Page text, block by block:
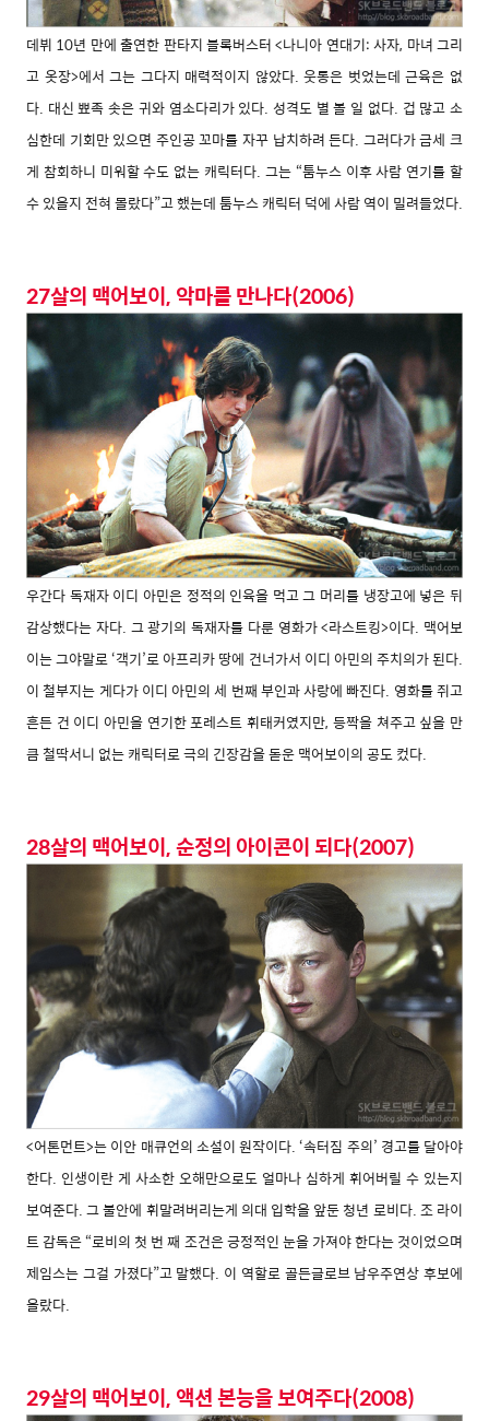
데뷔 10년 만에 출연한 판타지 블록버스터 <나니아 연대기: 사자, 마녀 그리
고 옷장>에서 그는 그다지 매력적이지 않았다. 웃통은 벗었는데 근육은 없
다. 대신 뾰족 솟은 귀와 염소다리가 있다. 성격도 별 볼 일 없다. 겁 많고 소
심한데 기회만 있으면 주인공 꼬마를 자꾸 납치하려 든다. 그러다가 금세 크
게 참회하니 미워할 수도 없는 캐릭터다. 그는 “툼누스 이후 사람 연기를 할
수 있을지 전혀 몰랐다”고 했는데 툼누스 캐릭터 덕에 사람 역이 밀려들었다.
27살의 맥어보이, 악마를 만나다(2006)
우간다 독재자 이디 아민은 정적의 인육을 먹고 그 머리를 냉장고에 넣은 뒤
감상했다는 자다. 그 광기의 독재자를 다룬 영화가 <라스트킹>이다. 맥어보
이는 그야말로 ‘객기’로 아프리카 땅에 건너가서 이디 아민의 주치의가 된다.
이 철부지는 게다가 이디 아민의 세 번째 부인과 사랑에 빠진다. 영화를 쥐고
흔든 건 이디 아민을 연기한 포레스트 휘태커였지만, 등짝을 쳐주고 싶을 만
큼 철딱서니 없는 캐릭터로 극의 긴장감을 돋운 맥어보이의 공도 컸다.
28살의 맥어보이, 순정의 아이콘이 되다(2007)
<어톤먼트>는 이안 매큐언의 소설이 원작이다. ‘속터짐 주의’ 경고를 달아야
한다. 인생이란 게 사소한 오해만으로도 얼마나 심하게 휘어버릴 수 있는지
보여준다. 그 불안에 휘말려버리는게 의대 입학을 앞둔 청년 로비다. 조 라이
트 감독은 “로비의 첫 번 째 조건은 긍정적인 눈을 가져야 한다는 것이었으며
제임스는 그걸 가졌다”고 말했다. 이 역할로 골든글로브 남우주연상 후보에
올랐다.
29살의 맥어보이, 액션 본능을 보여주다(2008)